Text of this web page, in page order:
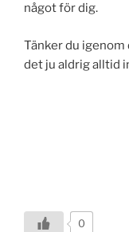
något för dig.
Tänker du igenom
det ju aldrig alltid
0